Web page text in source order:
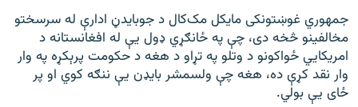
جمهوري غوښتونکی مایکل مک‌کال د جوبایدڼ ادارې له سرسختو
مخالفینو څخه دی، چې په ځانګړي ډول یې له افغانستانه د
امریکايي ځواکونو د وتلو په تړاو د هغه د حکومت پرېکړه په وار
وار نقد کړې ده، هغه چې ولسمشر بایډن یې ننګه کوي او پر
ځای یې بولي.